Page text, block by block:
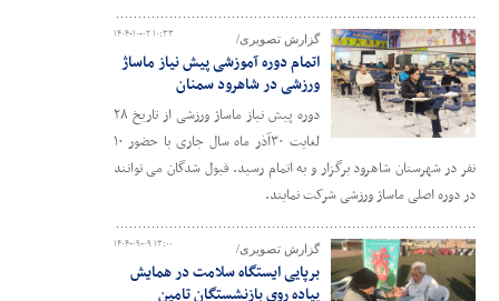
۱۴۰۴-۱۰-۰۲ ۱۰:۳۳ گزارش تصویری/
اتمام دوره آموزشی پیش نیاز ماساژ
ورزشی در شاهرود سمنان
دوره پیش نیاز ماساژ ورزشی از تاریخ ۲۸
لغایت ۳۰آذر ماه سال جاری با حضور ۱۰
نفر در شهرستان شاهرود برگزار و به اتمام رسید. قبول شدگان می توانند
در دوره اصلی ماساژ ورزشی شرکت نمایند.
۱۴۰۴-۰۹-۰۹ ۱۳:۰۰ گزارش تصویری/
برپایی ایستگاه سلامت در همایش
پیاده روی بازنشستگان تامین